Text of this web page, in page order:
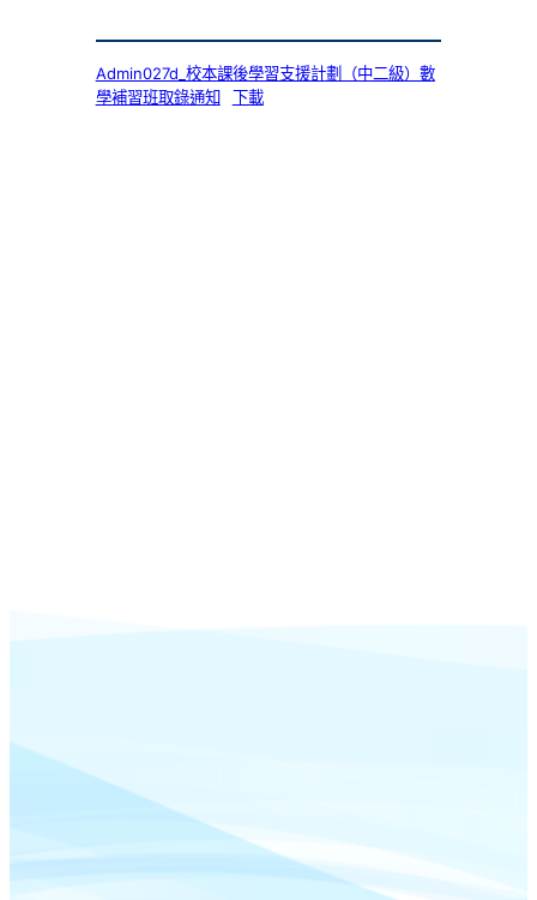
Admin027d_校本課後學習支援計劃（中二級）數
學補習班取錄通知
下載